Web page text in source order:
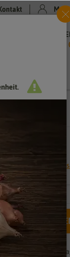
Kontakt
7% MwSt. zzgl.
IN
Innerhalb von 7-10